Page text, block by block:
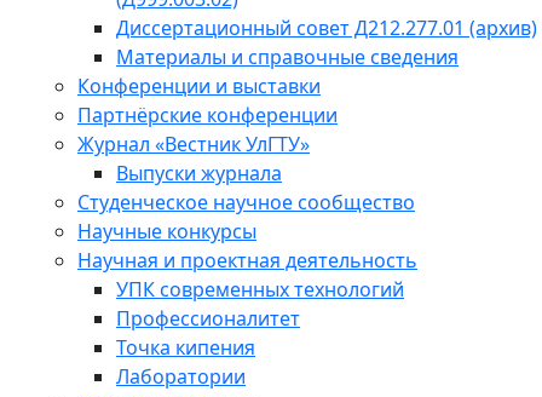
Диссертационный совет Д212.277.01 (архив)
Материалы и справочные сведения
Конференции и выставки
Партнёрские конференции
Журнал «Вестник УлГТУ»
Выпуски журнала
Студенческое научное сообщество
Научные конкурсы
Научная и проектная деятельность
УПК современных технологий
Профессионалитет
Точка кипения
Лаборатории